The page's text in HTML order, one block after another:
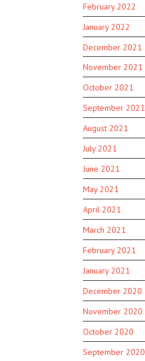
February 2022
January 2022
December 2021
November 2021
October 2021
September 2021
August 2021
July 2021
June 2021
May 2021
April 2021
March 2021
February 2021
January 2021
December 2020
November 2020
October 2020
September 2020